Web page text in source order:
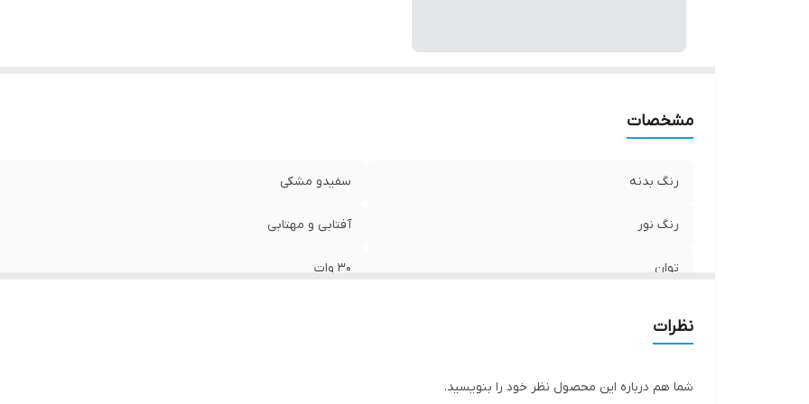
مشخصات
رنگ بدنه سفیدو مشکی
رنگ نور آفتابی و مهتابی
توان 30 وات
نظرات
شما هم درباره این محصول نظر خود را بنویسید.